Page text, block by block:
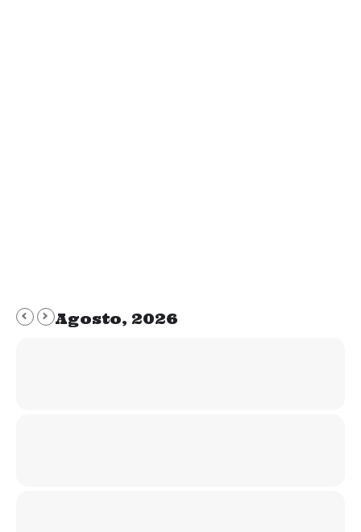
Agosto, 2026